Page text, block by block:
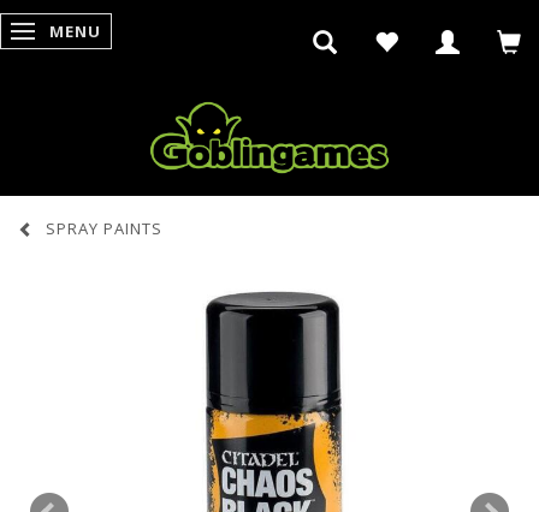
SKIFTE NAVIGATION
MENU
SPRAY PAINTS